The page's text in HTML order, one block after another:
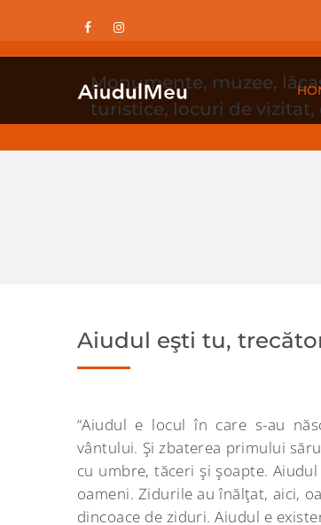
Monumente, muzee,
turistice, locuri de
Aiudul eşti tu,
“Aiudul e locul în care s-au
vântului. Şi zbaterea primului
cu umbre, tăceri şi şoapte.
oameni. Zidurile au înălţat, aici,
dincoace de ziduri. Aiudul e